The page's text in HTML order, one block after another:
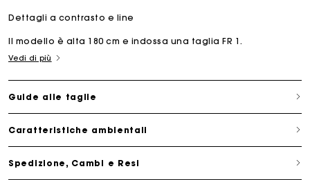
Dettagli a contrasto e line
Il modello è alta 180 cm e indossa una taglia FR 1.
Vedi di più
Guide alle taglie
Caratteristiche ambientali
Spedizione, Cambi e Resi